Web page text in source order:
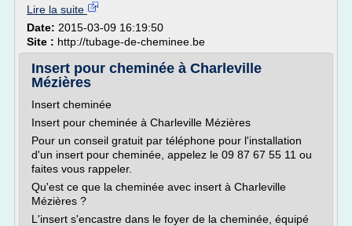
Lire la suite
Date: 2015-03-09 16:19:50
Site : http://tubage-de-cheminee.be
Insert pour cheminée à Charleville
Mézières
Insert cheminée
Insert pour cheminée à Charleville Mézières
Pour un conseil gratuit par téléphone pour l'installation
d'un insert pour cheminée, appelez le 09 87 67 55 11 ou
faites vous rappeler.
Qu'est ce que la cheminée avec insert à Charleville
Mézières ?
L'insert s'encastre dans le foyer de la cheminée, équipé